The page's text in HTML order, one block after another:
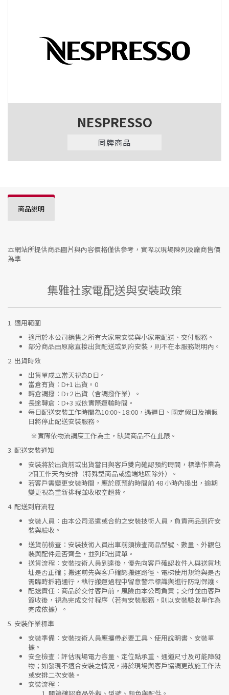
NESPRESSO
同牌商品
商品說明
本網站所提供商品圖片與內容價格僅供參考，實際以現場陳列及廠商售價
為準
集雅社家電配送與安裝政策
1. 適用範圍
適用於本公司銷售之所有大家電安裝與小家電配送、交付服務。
部分商品由原廠直接出貨配送或到府安裝，則不在本服務說明內。
2. 出貨時效
出貨單成立當天視為D日。
當倉有貨： D+1 出貨。0
轉倉調撥： D+2 出貨（含調撥作業）。
長途轉倉： D+3 或依實際運輸時間。
每日配送安裝工作時間為10:00~ 18:00，遇週日、國定假日及補假
日將停止配送安裝服務。
※實際依物流調度工作為主，缺貨商品不在此限。
3. 配送安裝通知
安裝將於出貨前或出貨當日與客戶雙向確認預約時間，標準作業為
2個工作天內安排（特殊型商品或遠端地區除外）。
若客戶需變更安裝時間，應於原預約時間前 48 小時內提出，逾期
變更視為重新排程並收取空趟費。
4. 配送到府流程
安裝人員 ：由本公司派遣或合約之安裝技術人員，負責商品到府安
裝與驗收。
送貨前檢查 ：安裝技術人員出車前須檢查商品型號、數量、外觀包
裝與配件是否齊全，並列印出貨單。
送貨流程 ：安裝技術人員到達後，優先向客戶確認收件人與送貨地
址是否正確；搬運前先與客戶確認搬運路徑、電梯使用規範與是否
需臨時拆箱通行，執行搬運過程中留意警示標識與進行防刮保護。
配送責任 ：商品於交付客戶前，風險由本公司負責；交付並由客戶
簽收後，視為完成交付程序（若有安裝服務，則以安裝驗收單作為
完成依據）。
5. 安裝作業標準
安裝準備 ：安裝技術人員應攜帶必要工具、使用說明書、安裝單
據。
安全檢查 ：評估現場電力容量、定位點承重、通道尺寸及可能障礙
物；如發現不適合安裝之情況，將於現場與客戶協調更改施工作法
或安排二次安裝。
安裝流程 ：